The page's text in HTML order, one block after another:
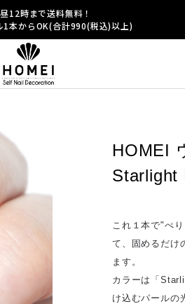
12時まで送料無料！
1本からOK(合計990(税込)以上)
HOMEI
Starlight
これ１本で"ぺ
て、固めるだけ
ます。
カラーは「
け込むパールの